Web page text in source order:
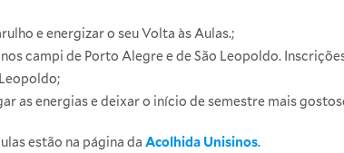
e energizar o seu Volta às Aulas.;
campi de Porto Alegre e de São Leopoldo.
as energias e deixar o início de semestre mais
estão na página da Acolhida Unisinos.